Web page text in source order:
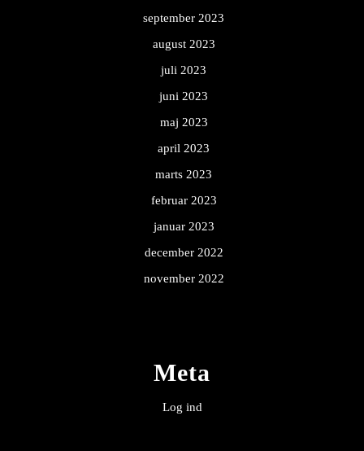
september 2023
august 2023
juli 2023
juni 2023
maj 2023
april 2023
marts 2023
februar 2023
januar 2023
december 2022
november 2022
Meta
Log ind